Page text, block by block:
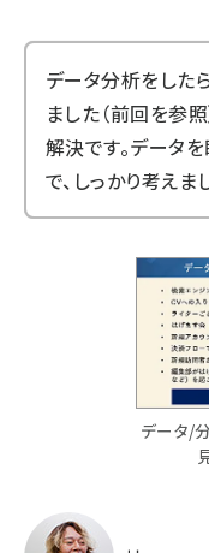
データ分析をした
ました（前回を参
解決です。データ
で、しっかり考えま
データ/